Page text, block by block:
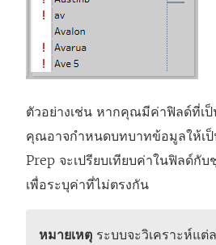
ตัวอย่างเช่น หากคุณมีค่าฟิลด์ที่เ
คุณอาจกำหนดบทบาทข้อมูลให้เ
Prep จะเปรียบเทียบค่าในฟิลด์กั
เพื่อระบุค่าที่ไม่ตรงกัน
หมายเหตุ ระบบจะวิเคราะห์แ